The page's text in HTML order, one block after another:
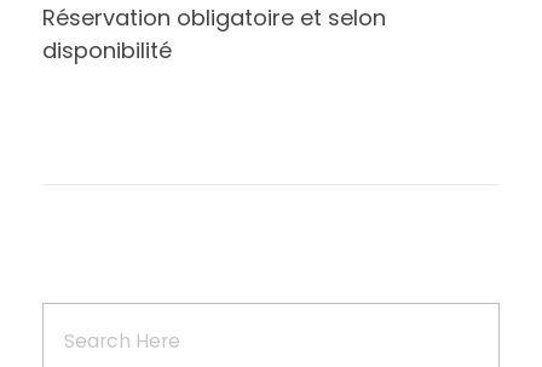
Réservation obligatoire et selon
disponibilité